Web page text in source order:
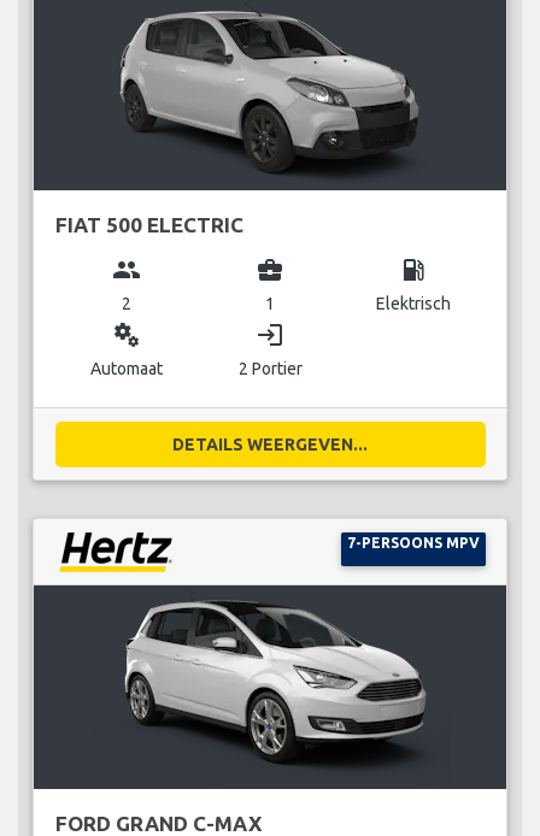
FIAT 500 ELECTRIC
group
2
business_center
1
local_gas_station
Elektrisch
miscellaneous_services
Automaat
login
2 Portier
DETAILS WEERGEVEN...
7-PERSOONS MPV
FORD GRAND C-MAX